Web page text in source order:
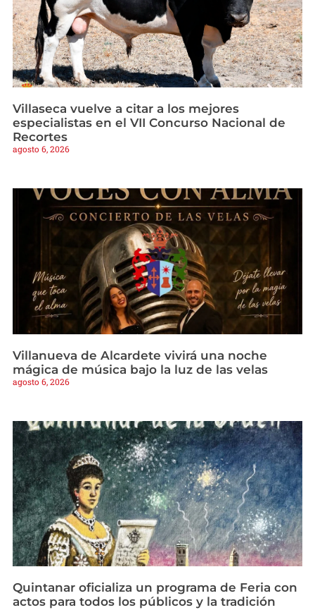
Villaseca vuelve a citar a los mejores
especialistas en el VII Concurso Nacional de
Recortes
agosto 6, 2026
Villanueva de Alcardete vivirá una noche
mágica de música bajo la luz de las velas
agosto 6, 2026
Quintanar oficializa un programa de Feria con
actos para todos los públicos y la tradición